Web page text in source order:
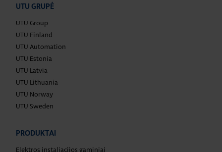
UTU GRUPĖ
UTU Group
UTU Finland
UTU Automation
UTU Estonia
UTU Latvia
UTU Lithuania
UTU Norway
UTU Sweden
PRODUKTAI
Elektros instaliacijos gaminiai